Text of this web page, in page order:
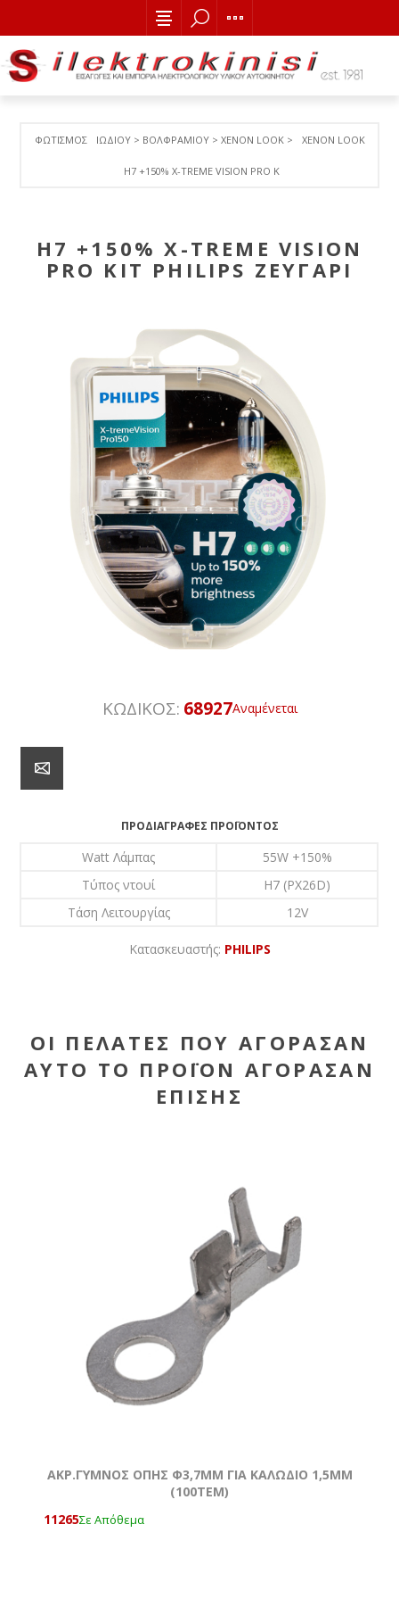
ΦΩΤΙΣΜΟΣ ΙΩΔΙΟΥ > ΒΟΛΦΡΑΜΙΟY > ΧΕΝΟΝ LOOK > XENON LOOK
H7 +150% Χ-ΤREME VISION PRO KIT PHILIPS ΖΕΥΓΑΡΙ
H7 +150% Χ-ΤREME VISION
PRO KIT PHILIPS ΖΕΥΓΑΡΙ
ΚΩΔΙΚΟΣ: 68927Αναμένεται
ΠΡΟΔΙΑΓΡΑΦΈΣ ΠΡΟΪΌΝΤΟΣ
Watt Λάμπας
55W +150%
Τύπος ντουί
H7 (PX26D)
Τάση Λειτουργίας
12V
Κατασκευαστής: PHILIPS
ΟΙ ΠΕΛΆΤΕΣ ΠΟΥ ΑΓΌΡΑΣΑΝ
ΑΥΤΌ ΤΟ ΠΡΟΪΌΝ ΑΓΌΡΑΣΑΝ
ΕΠΊΣΗΣ
ΑΚΡ.ΓΥΜΝΟΣ ΟΠΗΣ Φ3,7MM ΓΙΑ ΚΑΛΩΔΙΟ 1,5ΜΜ
(100ΤΕΜ)
11265Σε Απόθεμα